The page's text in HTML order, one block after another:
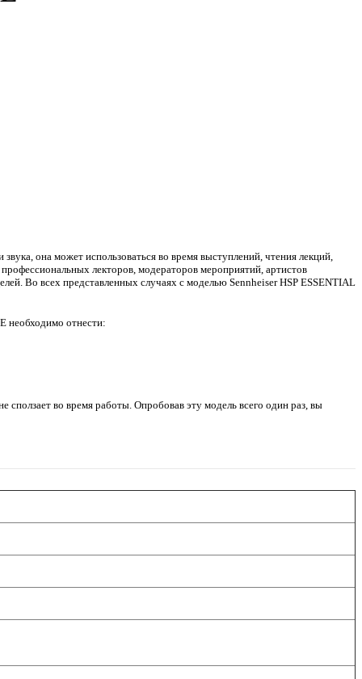
она может использоваться во время выступлений, чтения лекций,
лекторов, модераторов мероприятий, артистов
Во всех представленных случаях с моделью Sennheiser HSP ESSENTIAL
необходимо отнести:
во время работы. Опробовав эту модель всего один раз, вы